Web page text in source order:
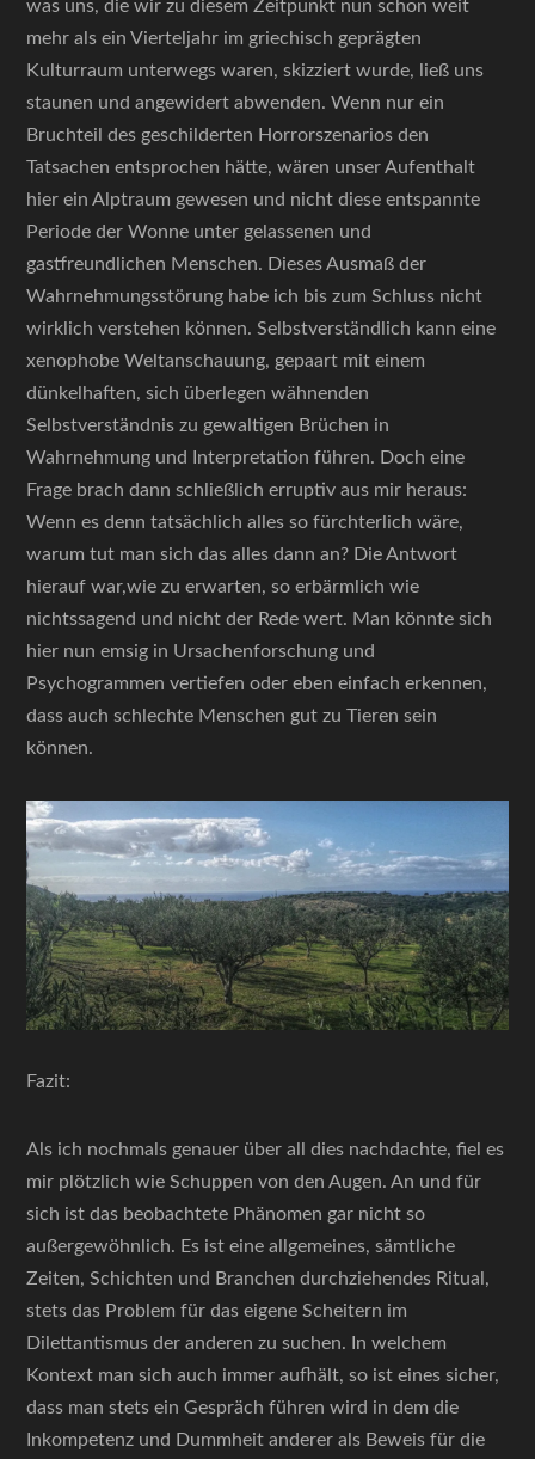
was uns, die wir zu diesem Zeitpunkt nun schon weit
mehr als ein Vierteljahr im griechisch geprägten
Kulturraum unterwegs waren, skizziert wurde, ließ uns
staunen und angewidert abwenden. Wenn nur ein
Bruchteil des geschilderten Horrorszenarios den
Tatsachen entsprochen hätte, wären unser Aufenthalt
hier ein Alptraum gewesen und nicht diese entspannte
Periode der Wonne unter gelassenen und
gastfreundlichen Menschen. Dieses Ausmaß der
Wahrnehmungsstörung habe ich bis zum Schluss nicht
wirklich verstehen können. Selbstverständlich kann eine
xenophobe Weltanschauung, gepaart mit einem
dünkelhaften, sich überlegen wähnenden
Selbstverständnis zu gewaltigen Brüchen in
Wahrnehmung und Interpretation führen. Doch eine
Frage brach dann schließlich erruptiv aus mir heraus:
Wenn es denn tatsächlich alles so fürchterlich wäre,
warum tut man sich das alles dann an? Die Antwort
hierauf war,wie zu erwarten, so erbärmlich wie
nichtssagend und nicht der Rede wert. Man könnte sich
hier nun emsig in Ursachenforschung und
Psychogrammen vertiefen oder eben einfach erkennen,
dass auch schlechte Menschen gut zu Tieren sein
können.
Fazit:
Als ich nochmals genauer über all dies nachdachte, fiel es
mir plötzlich wie Schuppen von den Augen. An und für
sich ist das beobachtete Phänomen gar nicht so
außergewöhnlich. Es ist eine allgemeines, sämtliche
Zeiten, Schichten und Branchen durchziehendes Ritual,
stets das Problem für das eigene Scheitern im
Dilettantismus der anderen zu suchen. In welchem
Kontext man sich auch immer aufhält, so ist eines sicher,
dass man stets ein Gespräch führen wird in dem die
Inkompetenz und Dummheit anderer als Beweis für die